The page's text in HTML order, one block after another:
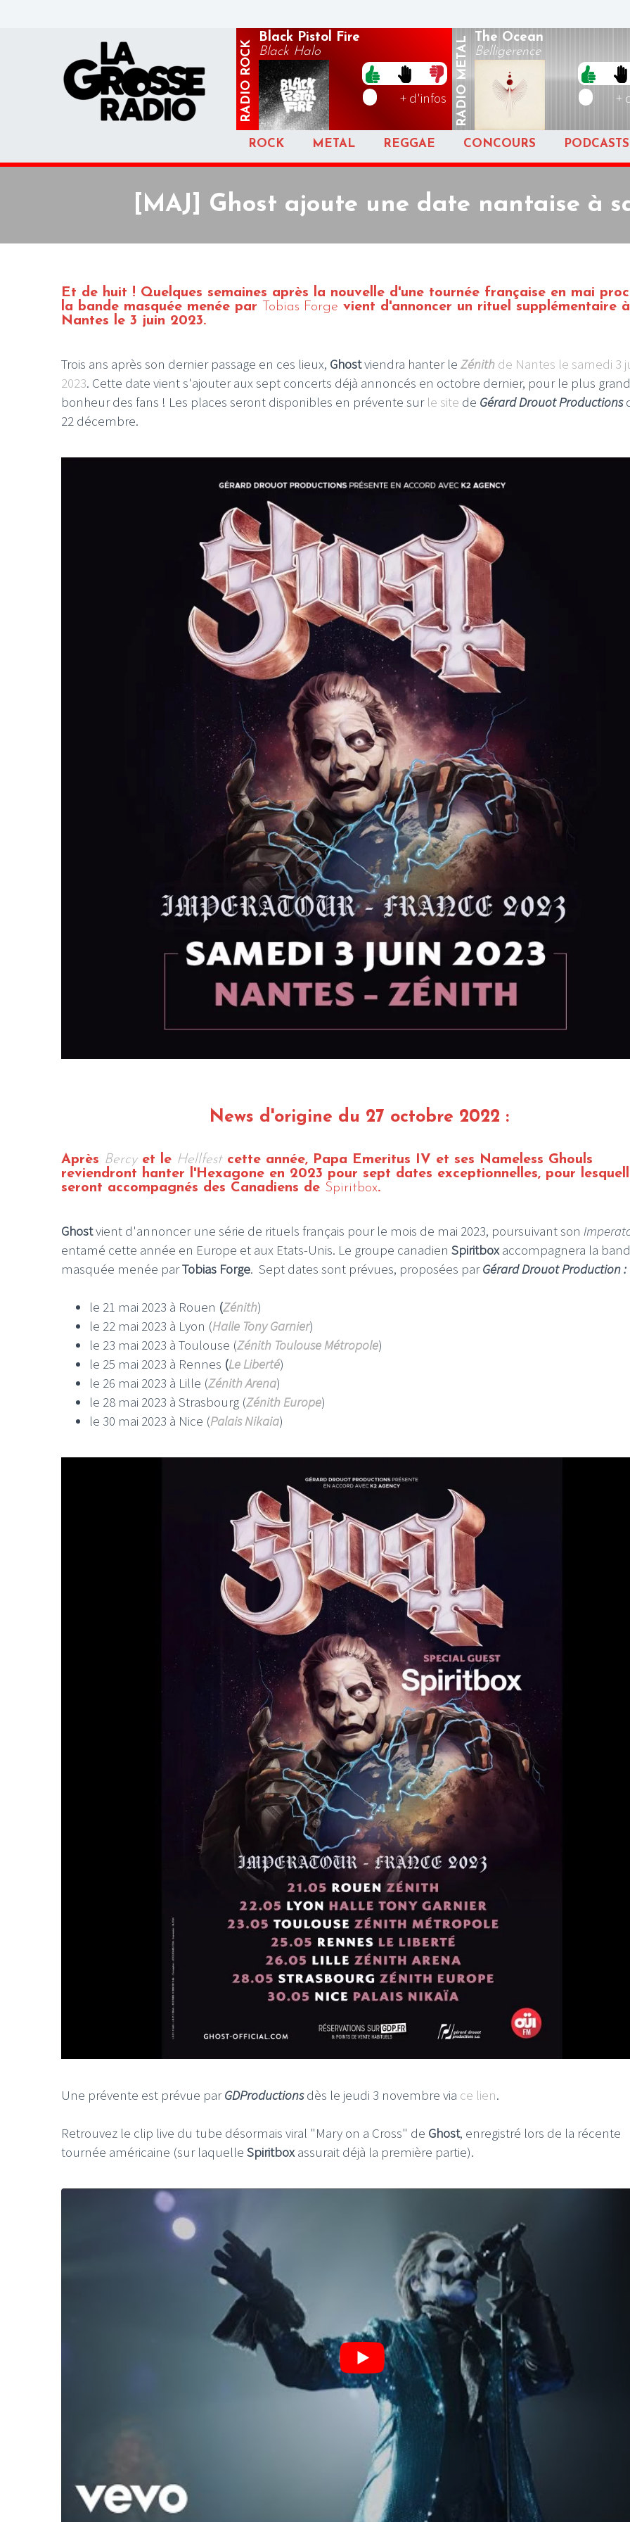
RADIO
ROCK
Black Pistol Fire
Black Halo
+ d'infos RADIO
METAL
The Ocean
Belligerence
+
ROCK METAL REGGAE CONCOURS PODCASTS
[MAJ] Ghost ajoute une date nantaise à
Et de huit ! Quelques semaines après la nouvelle d'une tournée française en mai
la bande masquée menée par
Tobias Forge vient d'annoncer un rituel supplémentaire à
Nantes le 3 juin 2023.
Trois ans après son dernier passage en ces lieux, Ghostviendra hanter le Zénith de Nantes le samedi 3
2023. Cette date vient s'ajouter aux sept concerts déjà annoncés en octobre dernier, pour le plus grand
bonheur des fans ! Les places seront disponibles en prévente sur le site de Gérard Drouot Productions
22 décembre.
News d'origine du 27 octobre 2022 :
Après Bercyet le Hellfestcette année, Papa Emeritus IV et ses Nameless Ghouls
reviendront hanter l'Hexagone en 2023 pour sept dates exceptionnelles, pour
seront accompagnés des Canadiens de Spiritbox.
Ghostvient d'annoncer une série de rituels français pour le mois de mai 2023, poursuivant son
entamé cette année en Europe et aux Etats-Unis. Le groupe canadien Spiritboxaccompagnera la
masquée menée parTobias Forge. Sept dates sont prévues, proposées parGérard Drouot Production :
le 21 mai 2023 à Rouen (Zénith)
le 22 mai 2023 à Lyon (Halle Tony Garnier)
le 23 mai 2023 à Toulouse (Zénith Toulouse Métropole)
le 25 mai 2023 à Rennes (Le Liberté)
le 26 mai 2023 à Lille (Zénith Arena)
le 28 mai 2023 à Strasbourg (Zénith Europe)
le 30 mai 2023 à Nice (Palais Nikaia)
Une prévente est prévue parGDProductionsdès le jeudi 3 novembre via ce lien.
Retrouvez le clip live du tube désormais viral "Mary on a Cross" de Ghost, enregistré lors de la récente
tournée américaine (sur laquelle Spiritboxassurait déjà la première partie).